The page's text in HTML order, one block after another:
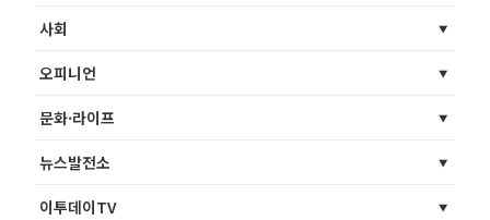
사회
오피니언
문화·라이프
뉴스발전소
이투데이TV